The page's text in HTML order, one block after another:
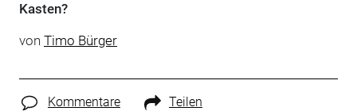
Kasten?
von Timo Bürger
Kommentare Teilen